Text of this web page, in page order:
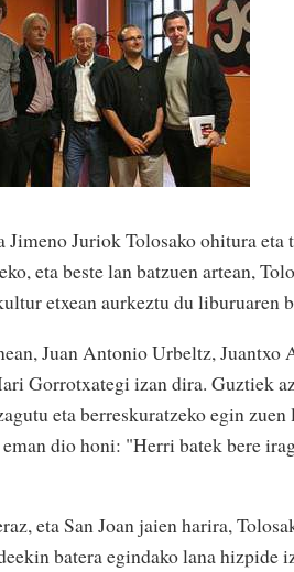
Jimeno Juriok Tolosako ohitura
eta beste lan batzuen artean,
etxean aurkeztu du liburuaren
Juan Antonio Urbeltz,
Gorrotxategi izan dira. Guztiek
eta berreskuratzeko egin
dio honi: "Herri batek bere
eta San Joan jaien harira,
batera egindako lana hizpide